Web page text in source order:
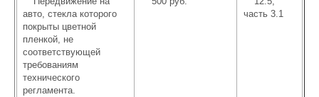
авто, стекла которого
покрыты цветной
пленкой, не
соответствующей
требованиям
технического
регламента.
часть 3.1